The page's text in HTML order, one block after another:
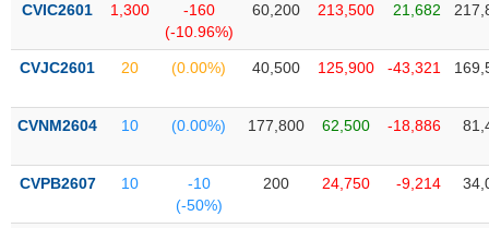
CVIC2601 1,300
-160
(-10.96%)
60,200 213,500 21,682
CVJC2601 20 (0.00%) 40,500 125,900 -43,321
CVNM2604 10 (0.00%) 177,800 62,500 -18,886
CVPB2607 10
-10
(-50%)
200 24,750 -9,214
TIN